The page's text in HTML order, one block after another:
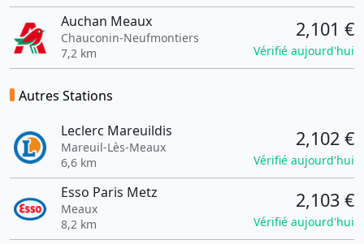
Auchan Meaux
Chauconin-Neufmontiers
7,2 km
2,101 €
Vérifié aujourd'hui
Autres Stations
Leclerc Mareuildis
Mareuil-Lès-Meaux
6,6 km
2,102 €
Vérifié aujourd'hui
Esso Paris Metz
Meaux
8,2 km
2,103 €
Vérifié aujourd'hui